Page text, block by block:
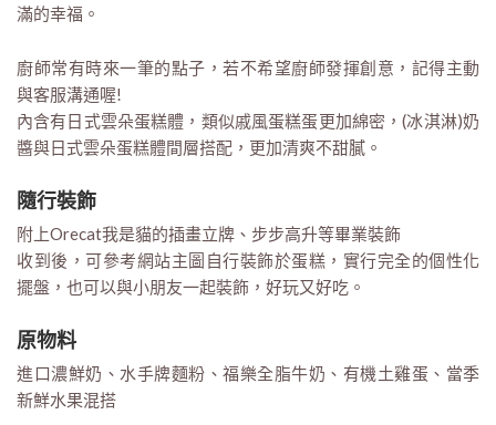
滿的幸福。
廚師常有時來一筆的點子，若不希望廚師發揮創意，記得主動
與客服溝通喔!
內含有日式雲朵蛋糕體，類似戚風蛋糕蛋更加綿密，(冰淇淋)奶
醬與日式雲朵蛋糕體間層搭配，更加清爽不甜膩。
隨行裝飾
附上Orecat我是貓的插畫立牌、步步高升等畢業裝飾
收到後，可參考網站主圖自行裝飾於蛋糕，實行完全的個性化
擺盤，也可以與小朋友一起裝飾，好玩又好吃。
原物料
進口濃鮮奶、水手牌麵粉、福樂全脂牛奶、有機土雞蛋、當季
新鮮水果混搭